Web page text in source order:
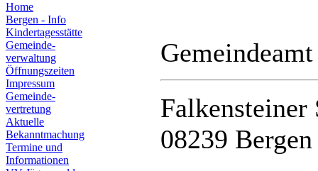
Home
Bergen - Info
Kindertagesstätte
Gemeinde-
verwaltung
Öffnungszeiten
Impressum
Gemeinde-
vertretung
Aktuelle
Bekanntmachung
Termine und
Informationen
Falkensteiner
08239 Bergen